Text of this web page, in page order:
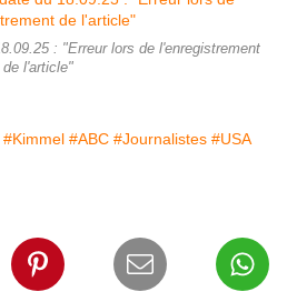
: "Erreur lors de l'enregistrement
de l'article"
#Kimmel #ABC #Journalistes #USA